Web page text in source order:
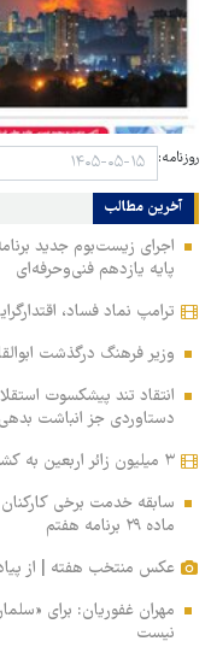
روزنامه:
آخرین مطالب
اجرای زیست‌بوم جدید
پایه یازدهم فنی‌وحرفه‌ای
ترامپ نماد فساد،
وزیر فرهنگ درگذشت
انتقاد تند پیشکسوت
دستاوردی جز انباشت
۳ میلیون زائر اربعین به کشور بازگشتند
سابقه خدمت برخی
ماده ۲۹ برنامه هفتم
عکس منتخب هفته | از
مهران غفوریان: برای
نیست